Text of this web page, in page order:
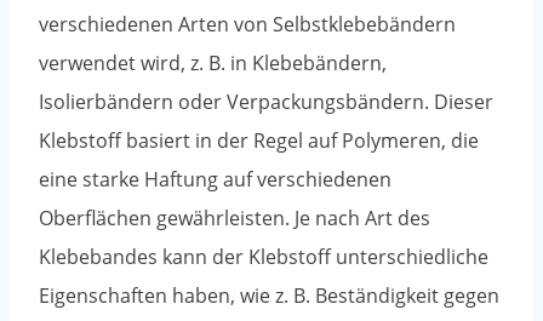
verschiedenen Arten von Selbstklebebändern
verwendet wird, z. B. in Klebebändern,
Isolierbändern oder Verpackungsbändern. Dieser
Klebstoff basiert in der Regel auf Polymeren, die
eine starke Haftung auf verschiedenen
Oberflächen gewährleisten. Je nach Art des
Klebebandes kann der Klebstoff unterschiedliche
Eigenschaften haben, wie z. B. Beständigkeit gegen